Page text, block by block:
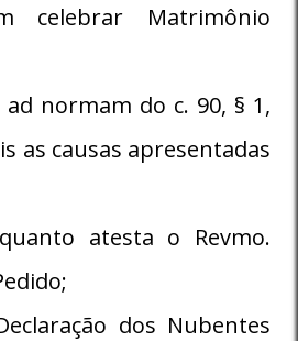
celebrar Matrimônio
ad normam do c. 90, § 1,
as causas apresentadas
quanto atesta o Revmo.
dos Nubentes